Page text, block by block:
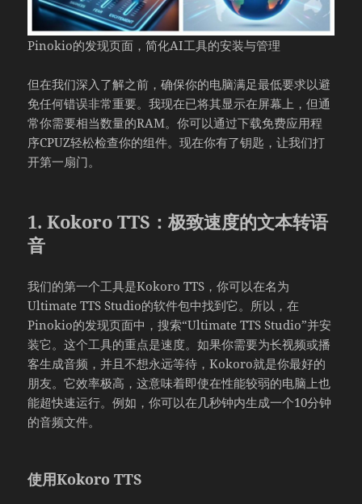
Pinokio的发现页面，简化AI工具的安装与管理
但在我们深入了解之前，确保你的电脑满足最低要求以避
免任何错误非常重要。我现在已将其显示在屏幕上，但通
常你需要相当数量的RAM。你可以通过下载免费应用程
序CPUZ轻松检查你的组件。现在你有了钥匙，让我们打
开第一扇门。
1. Kokoro TTS：极致速度的文本转语
音
我们的第一个工具是Kokoro TTS，你可以在名为
Ultimate TTS Studio的软件包中找到它。所以，在
Pinokio的发现页面中，搜索“Ultimate TTS Studio”并安
装它。这个工具的重点是速度。如果你需要为长视频或播
客生成音频，并且不想永远等待，Kokoro就是你最好的
朋友。它效率极高，这意味着即使在性能较弱的电脑上也
能超快速运行。例如，你可以在几秒钟内生成一个10分钟
的音频文件。
使用Kokoro TTS